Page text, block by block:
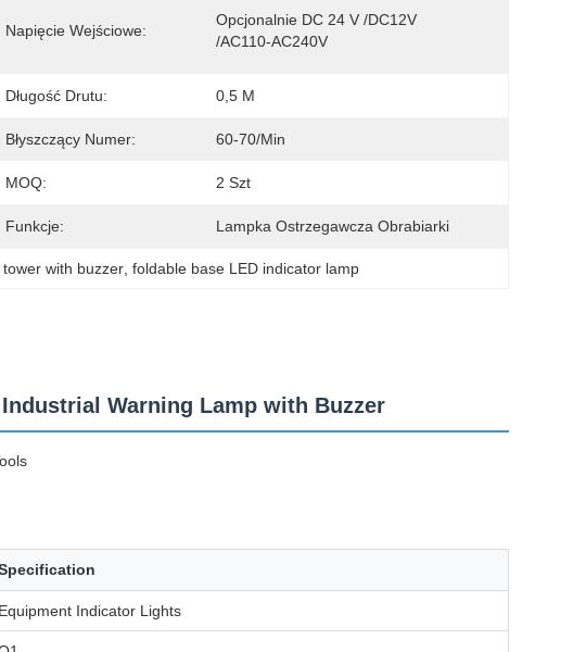
Napięcie Wejściowe:
Opcjonalnie DC 24 V /DC12V
/AC110-AC240V
Długość Drutu: 0,5 M
Błyszczący Numer: 60-70/min
MOQ: 2 Szt
Funkcje: Lampka Ostrzegawcza Obrabiarki
tower with buzzer , foldable base LED indicator lamp
Warning Lamp with Buzzer
Equipment Indicator Lights